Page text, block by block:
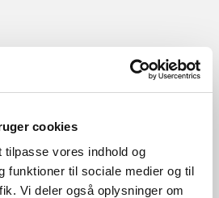
cookies
vores indhold og
funktioner til sociale medier og til
Vi deler også oplysninger om